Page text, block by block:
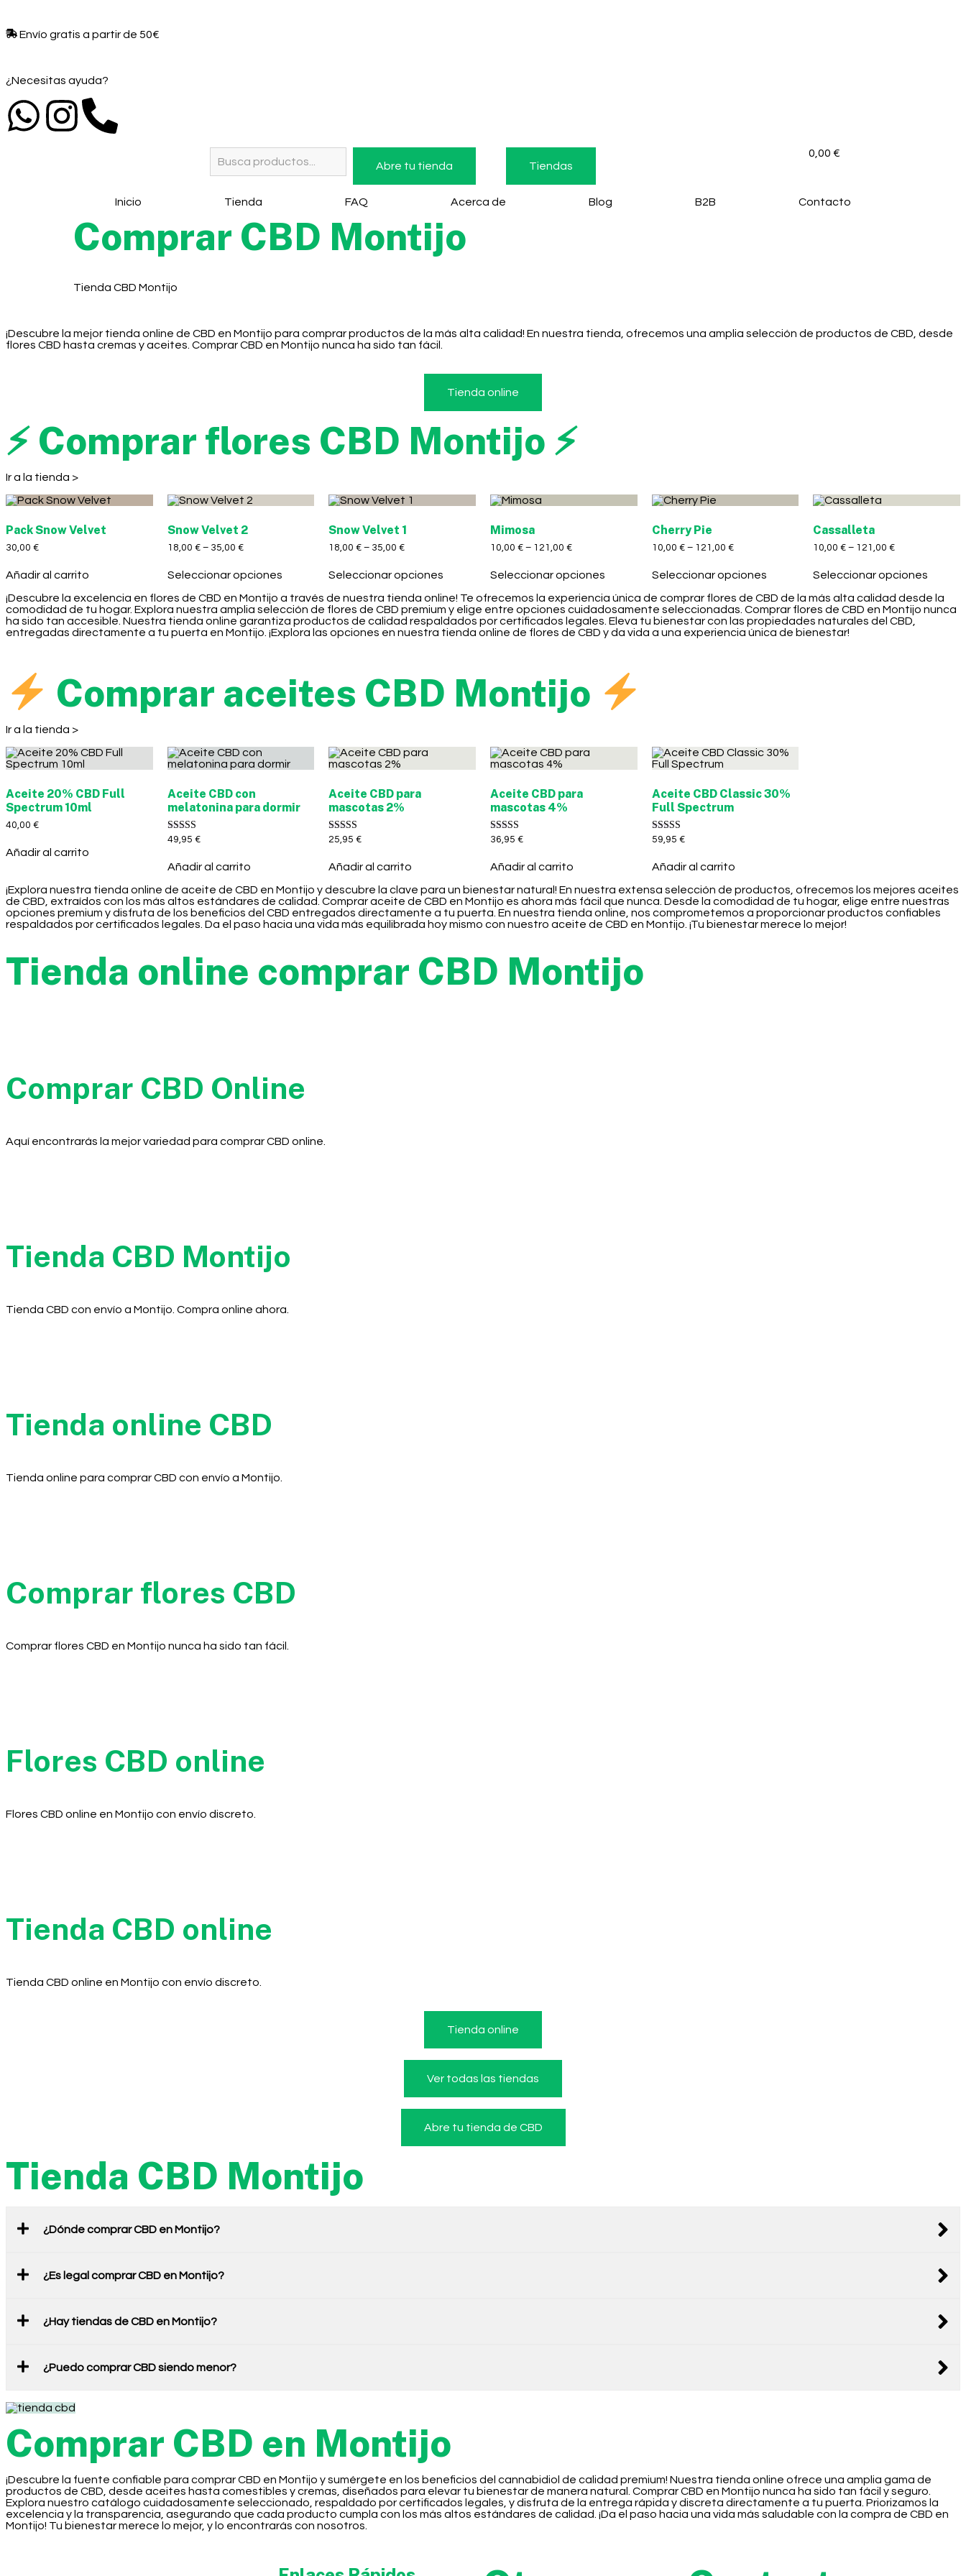
Envío gratis a partir de 50€​
¿Necesitas ayuda?
Abre tu tienda Tiendas
0,00 €
Inicio Tienda FAQ Acerca de Blog B2B Contacto
Comprar CBD Montijo
Tienda CBD Montijo
¡Descubre la mejor tienda online de CBD en Montijo para comprar productos de la más alta calidad! En nuestra tienda, ofrecemos una amplia selección de productos de CBD, desde
flores CBD hasta cremas y aceites. Comprar CBD en Montijo nunca ha sido tan fácil.
Tienda online
⚡ Comprar flores CBD Montijo ⚡
Ir a la tienda >
Pack Snow Velvet
30,00 €
Añadir al carrito
Snow Velvet 2
18,00 €– 35,00 €
Seleccionar opciones
Snow Velvet 1
18,00€ – 35,00€
Seleccionar opciones
Mimosa
10,00 €– 121,00 €
Seleccionar opciones
Cherry Pie
10,00 €– 121,00 €
Seleccionar opciones
Cassalleta
10,00€ – 121,00€
Seleccionar opciones
¡Descubre la excelencia en flores de CBD en Montijo a través de nuestra tienda online! Te ofrecemos la experiencia única de comprar flores de CBD de la más alta calidad desde la
comodidad de tu hogar. Explora nuestra amplia selección de flores de CBD premium y elige entre opciones cuidadosamente seleccionadas. Comprar flores de CBD en Montijo nunca
ha sido tan accesible. Nuestra tienda online garantiza productos de calidad respaldados por certificados legales. Eleva tu bienestar con las propiedades naturales del CBD,
entregadas directamente a tu puerta en Montijo. ¡Explora las opciones en nuestra tienda online de flores de CBD y da vida a una experiencia única de bienestar!
Comprar aceites CBD Montijo
Ir a la tienda >
Aceite 20% CBD Full
Spectrum 10ml
40,00 €
Añadir al carrito
Aceite CBD con
melatonina para dormir
Valorado con
49,95 €
Añadir al carrito
Aceite CBD para
mascotas 2%
Valorado con
25,95€
Añadir al carrito
Aceite CBD para
mascotas 4%
Valorado con
36,95 €
Añadir al carrito
Aceite CBD Classic 30%
Full Spectrum
Valorado con
59,95 €
Añadir al carrito
¡Explora nuestra tienda online de aceite de CBD en Montijo y descubre la clave para un bienestar natural! En nuestra extensa selección de productos, ofrecemos los mejores aceites
de CBD, extraídos con los más altos estándares de calidad. Comprar aceite de CBD en Montijo es ahora más fácil que nunca. Desde la comodidad de tu hogar, elige entre nuestras
opciones premium y disfruta de los beneficios del CBD entregados directamente a tu puerta. En nuestra tienda online, nos comprometemos a proporcionar productos confiables
respaldados por certificados legales. Da el paso hacia una vida más equilibrada hoy mismo con nuestro aceite de CBD en Montijo. ¡Tu bienestar merece lo mejor!
Tienda online comprar CBD Montijo
Comprar CBD Online
Aquí encontrarás la mejor variedad para comprar CBD online.
Tienda CBD Montijo
Tienda CBD con envío a Montijo. Compra online ahora.
Tienda online CBD
Tienda online para comprar CBD con envío a Montijo.
Comprar flores CBD
Comprar flores CBD en Montijo nunca ha sido tan fácil.
Flores CBD online
Flores CBD online en Montijo con envío discreto.
Tienda CBD online
Tienda CBD online en Montijo con envío discreto.
Tienda online
Ver todas las tiendas
Abre tu tienda de CBD
Tienda CBD Montijo
¿Dónde comprar CBD en Montijo?
¿Es legal comprar CBD en Montijo?
¿Hay tiendas de CBD en Montijo?
¿Puedo comprar CBD siendo menor?
Comprar CBD en Montijo
¡Descubre la fuente confiable para comprar CBD en Montijo y sumérgete en los beneficios del cannabidiol de calidad premium! Nuestra tienda online ofrece una amplia gama de
productos de CBD, desde aceites hasta comestibles y cremas, diseñados para elevar tu bienestar de manera natural. Comprar CBD en Montijo nunca ha sido tan fácil y seguro.
Explora nuestro catálogo cuidadosamente seleccionado, respaldado por certificados legales, y disfruta de la entrega rápida y discreta directamente a tu puerta. Priorizamos la
excelencia y la transparencia, asegurando que cada producto cumpla con los más altos estándares de calidad. ¡Da el paso hacia una vida más saludable con la compra de CBD en
Montijo! Tu bienestar merece lo mejor, y lo encontrarás con nosotros.